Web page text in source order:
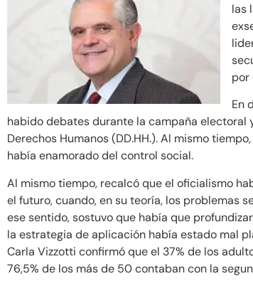
las
por
En
habido debates durante la campaña electoral
Derechos Humanos (DD.HH.). Al mismo
había enamorado del control social.
Al mismo tiempo, recalcó que el oficialismo
el futuro, cuando, en su teoría, los problemas
ese sentido, sostuvo que había que
la estrategia de aplicación había estado mal
Carla Vizzotti confirmó que el 37% de los
76,5% de los más de 50 contaban con la